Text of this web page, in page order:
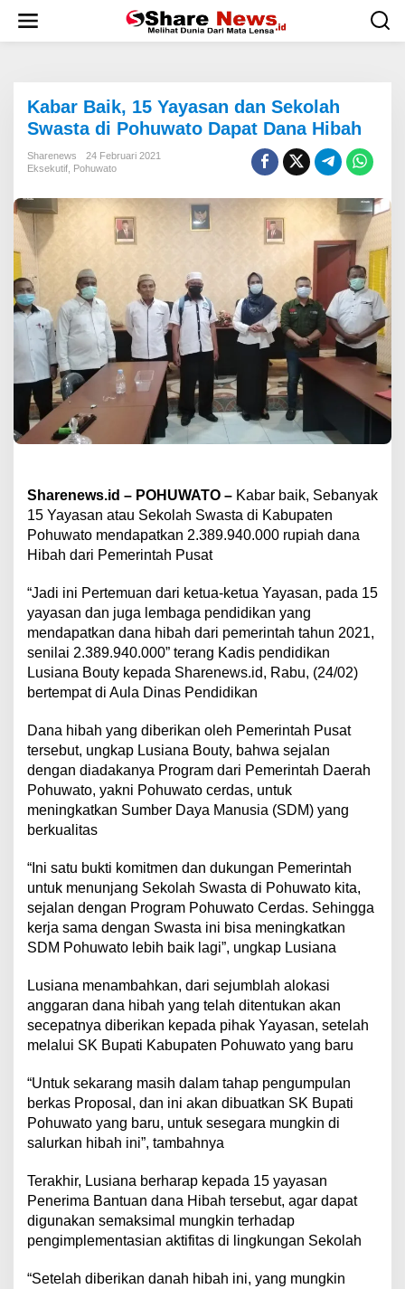
w
Kabar Baik, 15 Yayasan dan Sekolah
Swasta di Pohuwato Dapat Dana Hibah
Sharenews
24 Februari 2021
Eksekutif Pohuwato
Sharenews.id – POHUWATO – Kabar baik, Sebanyak
15 Yayasan atau Sekolah Swasta di Kabupaten
Pohuwato mendapatkan 2.389.940.000 rupiah dana
Hibah dari Pemerintah Pusat
“Jadi ini Pertemuan dari ketua-ketua Yayasan, pada 15
yayasan dan juga lembaga pendidikan yang
mendapatkan dana hibah dari pemerintah tahun 2021,
senilai 2.389.940.000” terang Kadis pendidikan
Lusiana Bouty kepada Sharenews.id, Rabu, (24/02)
bertempat di Aula Dinas Pendidikan
Dana hibah yang diberikan oleh Pemerintah Pusat
tersebut, ungkap Lusiana Bouty, bahwa sejalan
dengan diadakanya Program dari Pemerintah Daerah
Pohuwato, yakni Pohuwato cerdas, untuk
meningkatkan Sumber Daya Manusia (SDM) yang
berkualitas
“Ini satu bukti komitmen dan dukungan Pemerintah
untuk menunjang Sekolah Swasta di Pohuwato kita,
sejalan dengan Program Pohuwato Cerdas. Sehingga
kerja sama dengan Swasta ini bisa meningkatkan
SDM Pohuwato lebih baik lagi”, ungkap Lusiana
Lusiana menambahkan, dari sejumblah alokasi
anggaran dana hibah yang telah ditentukan akan
secepatnya diberikan kepada pihak Yayasan, setelah
melalui SK Bupati Kabupaten Pohuwato yang baru
“Untuk sekarang masih dalam tahap pengumpulan
berkas Proposal, dan ini akan dibuatkan SK Bupati
Pohuwato yang baru, untuk sesegara mungkin di
salurkan hibah ini”, tambahnya
Terakhir, Lusiana berharap kepada 15 yayasan
Penerima Bantuan dana Hibah tersebut, agar dapat
digunakan semaksimal mungkin terhadap
pengimplementasian aktifitas di lingkungan Sekolah
“Setelah diberikan danah hibah ini, yang mungkin